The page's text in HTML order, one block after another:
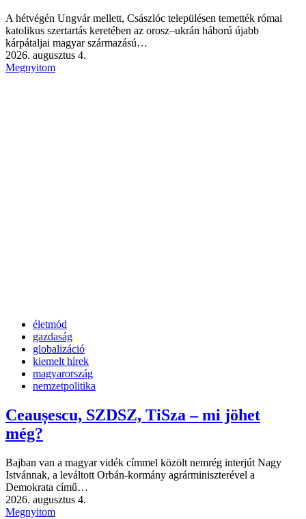
A hétvégén Ungvár mellett, Császlóc településen temették római
katolikus szertartás keretében az orosz–ukrán háború újabb
kárpátaljai magyar származású…
2026. augusztus 4.
Megnyitom
életmód
gazdaság
globalizáció
kiemelt hírek
magyarország
nemzetpolitika
Ceaușescu, SZDSZ, TiSza – mi jöhet
még?
Bajban van a magyar vidék címmel közölt nemrég interjút Nagy
Istvánnak, a leváltott Orbán-kormány agrárminiszterével a
Demokrata című…
2026. augusztus 4.
Megnyitom